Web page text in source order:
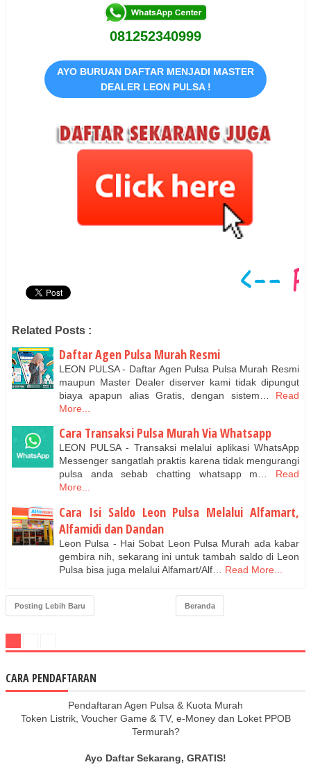
081252340999
AYO BURUAN DAFTAR MENJADI MASTER
DEALER LEON PULSA !
Related Posts :
Daftar Agen Pulsa Murah Resmi
LEON PULSA - Daftar Agen Pulsa Pulsa Murah Resmi
maupun Master Dealer diserver kami tidak dipungut
biaya apapun alias Gratis, dengan sistem…
Read
More...
Cara Transaksi Pulsa Murah Via Whatsapp
LEON PULSA - Transaksi melalui aplikasi WhatsApp
Messenger sangatlah praktis karena tidak mengurangi
pulsa anda sebab chatting whatsapp m…
Read
More...
Cara Isi Saldo Leon Pulsa Melalui Alfamart,
Alfamidi dan Dandan
Leon Pulsa - Hai Sobat Leon Pulsa Murah ada kabar
gembira nih, sekarang ini untuk tambah saldo di Leon
Pulsa bisa juga melalui Alfamart/Alf…
Read More...
Posting Lebih Baru Beranda
CARA PENDAFTARAN
Pendaftaran Agen Pulsa & Kuota Murah
Token Listrik, Voucher Game & TV, e-Money dan Loket PPOB
Termurah?
Ayo Daftar Sekarang, GRATIS!